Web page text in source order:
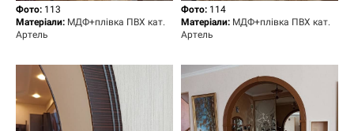
Фото: 113
Матеріали: МДФ+плівка ПВХ кат.
Артель
Фото: 114
Матеріали: МДФ+плівка ПВХ кат.
Артель